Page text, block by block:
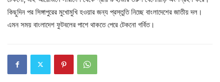
কিছুদিন পর সিঙ্গাপুরের মুখোমুখি হওয়ার জন্য প্রস্তুতি নিচ্ছে বাংলাদেশের জাতীয় দল।
এমন সময় বাংলাদেশ ফুটবলের পাশে থাকতে পেরে টেকনো গর্বিত।